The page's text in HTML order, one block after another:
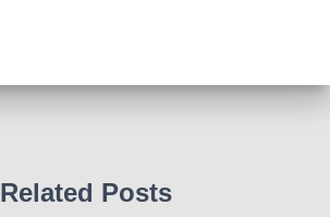
Related Posts